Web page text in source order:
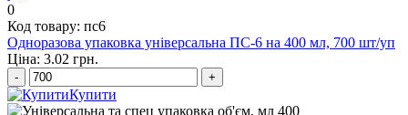
0
Код товару: пс6
Одноразова упаковка універсальна ПС-6 на 400 мл, 700 шт/уп
Ціна: 3.02 грн.
- +
Купити